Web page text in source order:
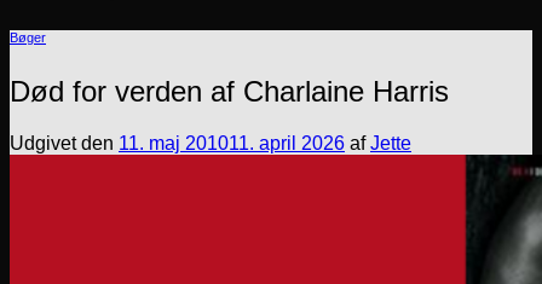
Bøger
Død for verden af Charlaine Harris
Udgivet den 11. maj 201011. april 2026 afJette